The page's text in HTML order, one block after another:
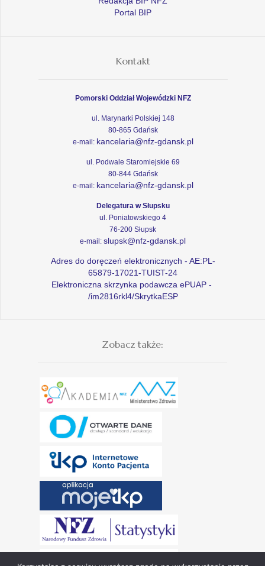
Portal BIP
Kontakt
Pomorski Oddział Wojewódzki NFZ
ul. Marynarki Polskiej 148
80-865 Gdańsk
e-mail: kancelaria@nfz-gdansk.pl
ul. Podwale Staromiejskie 69
80-844 Gdańsk
e-mail: kancelaria@nfz-gdansk.pl
Delegatura w Słupsku
ul. Poniatowskiego 4
76-200 Słupsk
e-mail: slupsk@nfz-gdansk.pl
Adres do doręczeń elektronicznych - AE:PL-
65879-17021-TUIST-24
Elektroniczna skrzynka podawcza ePUAP -
/im2816rkl4/SkrytkaESP
Zobacz także: